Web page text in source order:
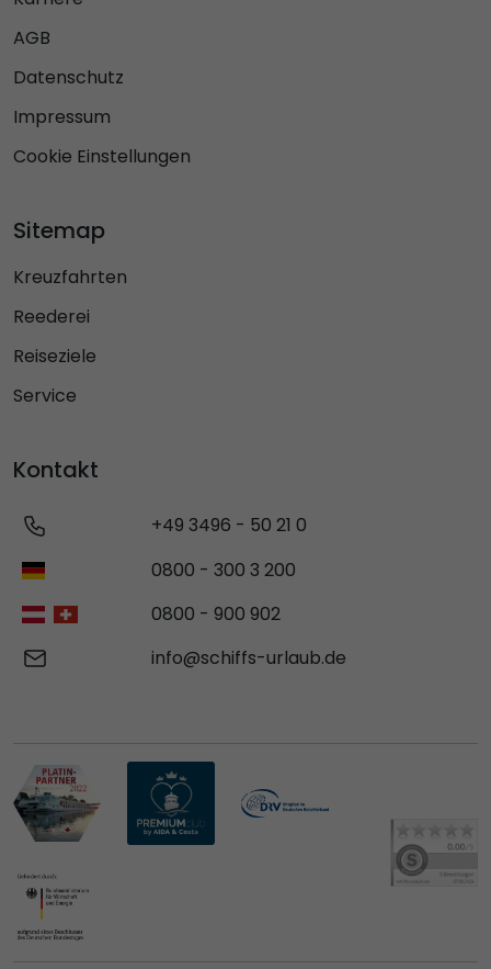
AGB
Datenschutz
Impressum
Cookie Einstellungen
Sitemap
Kreuzfahrten
Reederei
Reiseziele
Service
Kontakt
+49 3496 - 50 21 0
0800 - 300 3 200
0800 - 900 902
info@schiffs-urlaub.de